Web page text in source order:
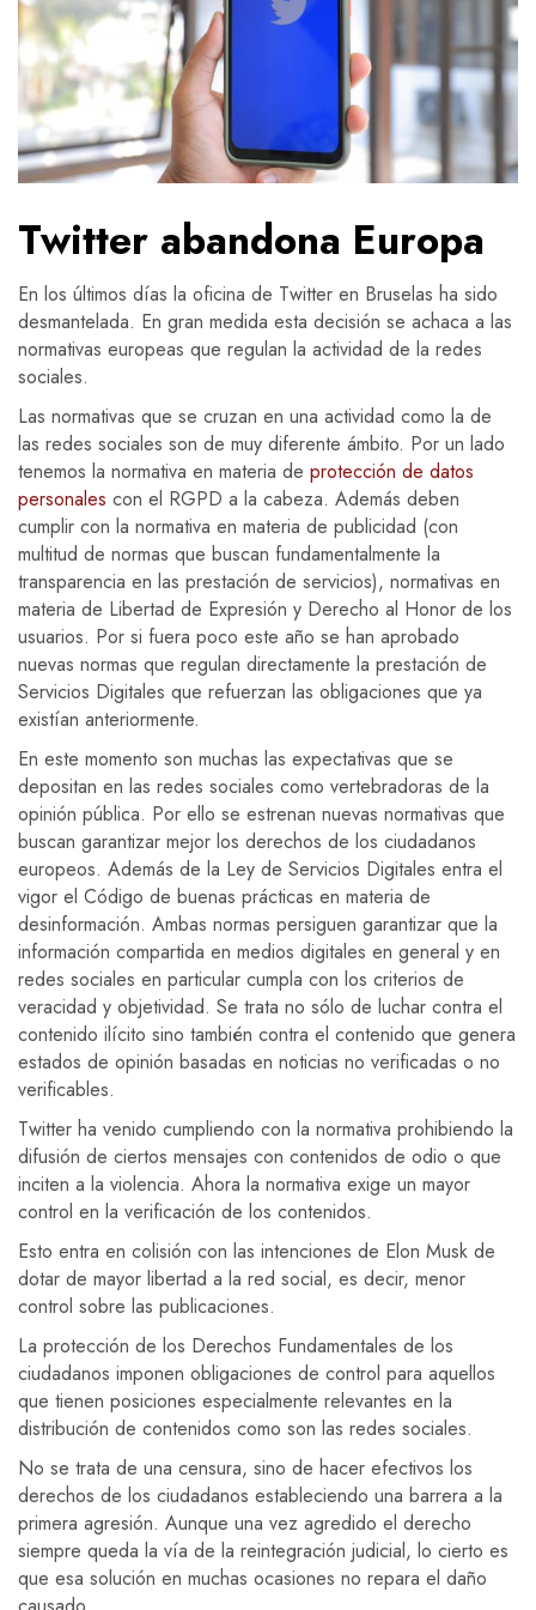
Twitter abandona Europa
En los últimos días la oficina de Twitter en Bruselas ha sido
desmantelada. En gran medida esta decisión se achaca a las
normativas europeas que regulan la actividad de la redes
sociales.
Las normativas que se cruzan en una actividad como la de
las redes sociales son de muy diferente ámbito. Por un lado
tenemos la normativa en materia de protección de datos
personales con el RGPD a la cabeza. Además deben
cumplir con la normativa en materia de publicidad (con
multitud de normas que buscan fundamentalmente la
transparencia en las prestación de servicios), normativas en
materia de Libertad de Expresión y Derecho al Honor de los
usuarios. Por si fuera poco este año se han aprobado
nuevas normas que regulan directamente la prestación de
Servicios Digitales que refuerzan las obligaciones que ya
existían anteriormente.
En este momento son muchas las expectativas que se
depositan en las redes sociales como vertebradoras de la
opinión pública. Por ello se estrenan nuevas normativas que
buscan garantizar mejor los derechos de los ciudadanos
europeos. Además de la Ley de Servicios Digitales entra el
vigor el Código de buenas prácticas en materia de
desinformación. Ambas normas persiguen garantizar que la
información compartida en medios digitales en general y en
redes sociales en particular cumpla con los criterios de
veracidad y objetividad. Se trata no sólo de luchar contra el
contenido ilícito sino también contra el contenido que genera
estados de opinión basadas en noticias no verificadas o no
verificables.
Twitter ha venido cumpliendo con la normativa prohibiendo la
difusión de ciertos mensajes con contenidos de odio o que
inciten a la violencia. Ahora la normativa exige un mayor
control en la verificación de los contenidos.
Esto entra en colisión con las intenciones de Elon Musk de
dotar de mayor libertad a la red social, es decir, menor
control sobre las publicaciones.
La protección de los Derechos Fundamentales de los
ciudadanos imponen obligaciones de control para aquellos
que tienen posiciones especialmente relevantes en la
distribución de contenidos como son las redes sociales.
No se trata de una censura, sino de hacer efectivos los
derechos de los ciudadanos estableciendo una barrera a la
primera agresión. Aunque una vez agredido el derecho
siempre queda la vía de la reintegración judicial, lo cierto es
que esa solución en muchas ocasiones no repara el daño